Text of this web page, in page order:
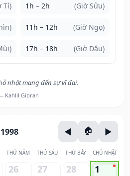
Tí) 1h – 2h (Giờ Sửu)
11h – 12h (Giờ Ngọ)
17h – 18h (Giờ Dậu)
nhặt mang đến sự vĩ đại.
Kahlil Gibran
THỨ NĂM THỨ SÁU THỨ BẢY CHỦ NHẬT
26 27 28 1